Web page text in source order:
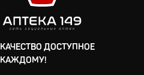
КАЧЕСТВО ДОСТУПНОЕ
КАЖДОМУ!